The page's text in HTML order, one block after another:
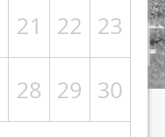
21 22 23
28 29 30